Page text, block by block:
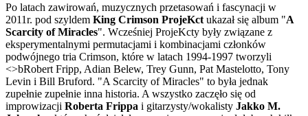
Po latach zawirowań, muzycznych przetasowań i fascynacji w
2011r. pod szyldem King Crimson ProjeKct ukazał się album "A
Scarcity of Miracles". Wcześniej ProjeKcty były związane z
eksperymentalnymi permutacjami i kombinacjami członków
podwójnego tria Crimson, które w latach 1994-1997 tworzyli
<>bRobert Fripp, Adian Belew, Trey Gunn, Pat Mastelotto, Tony
Levin i Bill Bruford. "A Scarcity of Miracles" to była jednak
zupełnie zupełnie inna historia. A wszystko zaczęło się od
improwizacji Roberta Frippa i gitarzysty/wokalisty Jakko M.